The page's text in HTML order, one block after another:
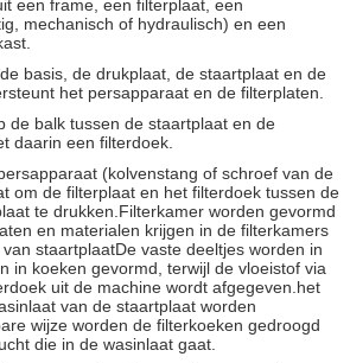
een frame, een filterplaat, een
mechanisch of hydraulisch) en een
basis, de drukplaat, de staartplaat en de
het persapparaat en de filterplaten.
de balk tussen de staartplaat en de
daarin een filterdoek.
(kolvenstang of schroef van de
om de filterplaat en het filterdoek tussen de
te drukken.Filterkamer worden gevormd
en materialen krijgen in de filterkamers
staartplaatDe vaste deeltjes worden in
in koeken gevormd, terwijl de vloeistof via
uit de machine wordt afgegeven.het
van de staartplaat worden
wijze worden de filterkoeken gedroogd
die in de wasinlaat gaat.